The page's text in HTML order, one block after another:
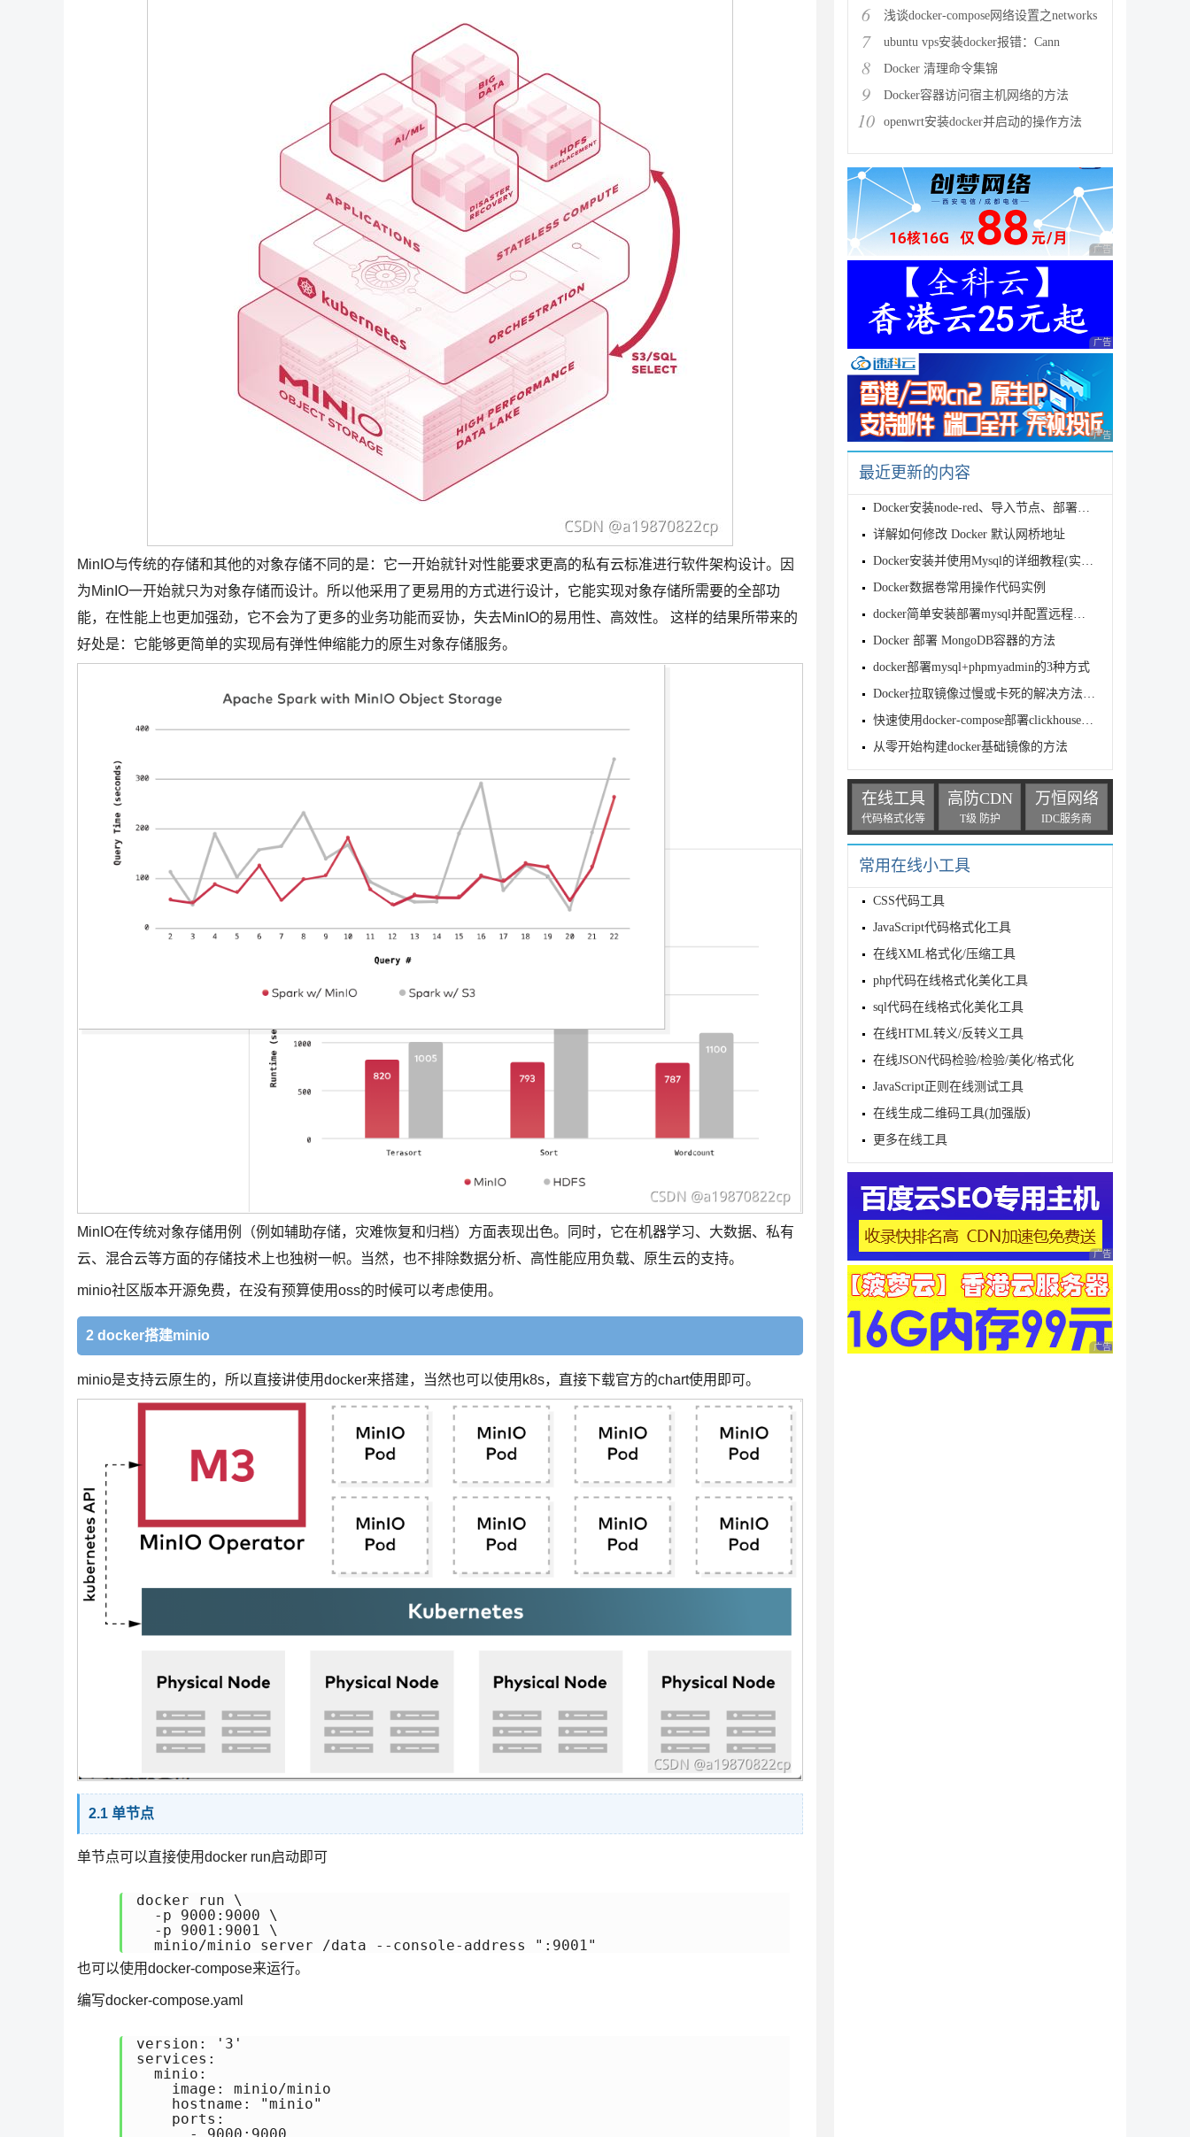
MinIO与传统的存储和其他的对象存储不同的是：它一开始就针对性能要求更高的私有云标准进行软件架构设计。因
为MinIO一开始就只为对象存储而设计。所以他采用了更易用的方式进行设计，它能实现对象存储所需要的全部功
能，在性能上也更加强劲，它不会为了更多的业务功能而妥协，失去MinIO的易用性、高效性。 这样的结果所带来的
好处是：它能够更简单的实现局有弹性伸缩能力的原生对象存储服务。
MinIO在传统对象存储用例（例如辅助存储，灾难恢复和归档）方面表现出色。同时，它在机器学习、大数据、私有
云、混合云等方面的存储技术上也独树一帜。当然，也不排除数据分析、高性能应用负载、原生云的支持。
minio社区版本开源免费，在没有预算使用oss的时候可以考虑使用。
2 docker搭建minio
minio是支持云原生的，所以直接讲使用docker来搭建，当然也可以使用k8s，直接下载官方的chart使用即可。
2.1 单节点
单节点可以直接使用docker run启动即可
docker run \
  -p 9000:9000 \
  -p 9001:9001 \
  minio/minio server /data --console-address ":9001"
也可以使用docker-compose来运行。
编写docker-compose.yaml
version: '3'
services:
  minio:
    image: minio/minio
    hostname: "minio"
    ports:
6 浅谈docker-compose网络设置之networks
7 ubuntu vps安装docker报错：Cann
8 Docker 清理命令集锦
9 Docker容器访问宿主机网络的方法
10 openwrt安装docker并启动的操作方法
广告 商业广告，理性
广告 商业广告，理性
广告 商业广告，理性
最近更新的内容
Docker安装node-red、导入节点、部署查看的步骤详解
详解如何修改 Docker 默认网桥地址
Docker安装并使用Mysql的详细教程(实测可用!)
Docker数据卷常用操作代码实例
docker简单安装部署mysql并配置远程连接
Docker 部署 MongoDB容器的方法
docker部署mysql+phpmyadmin的3种方式
Docker拉取镜像过慢或卡死的解决方法(亲测有效)
快速使用docker-compose部署clickhouse的教程
从零开始构建docker基础镜像的方法
在线工具
代码格式化等
高防CDN
T级 防护
万恒网络
IDC服务商
常用在线小工具
CSS代码工具
JavaScript代码格式化工具
在线XML格式化/压缩工具
php代码在线格式化美化工具
sql代码在线格式化美化工具
在线HTML转义/反转义工具
在线JSON代码检验/检验/美化/格式化
JavaScript正则在线测试工具
在线生成二维码工具(加强版)
更多在线工具
广告 商业广告，理性
广告 商业广告，理性